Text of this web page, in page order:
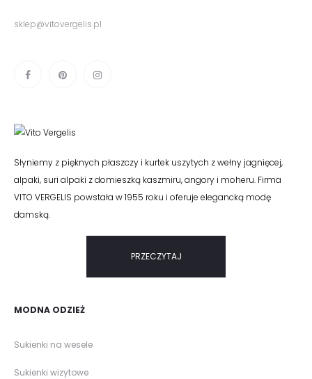
sklep@vitovergelis.pl
Słyniemy z pięknych płaszczy i kurtek uszytych z wełny jagnięcej,
alpaki, suri alpaki z domieszką kaszmiru, angory i moheru. Firma
VITO VERGELIS powstała w 1955 roku i oferuje elegancką modę
damską.
PRZECZYTAJ
MODNA ODZIEŻ
Sukienki na wesele
Sukienki wizytowe